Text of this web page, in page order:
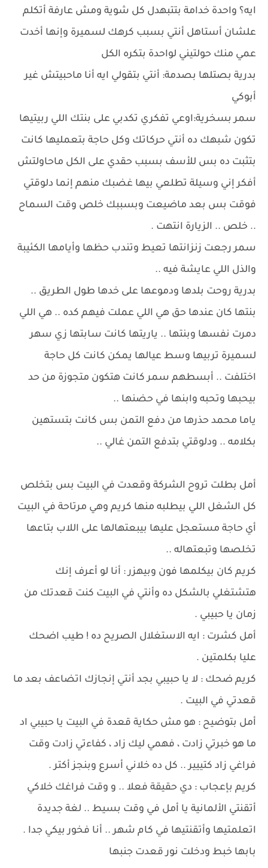
ايه؟ واحدة خدامة بتتبهدل كل شوية ومش عارفة أتكلم
علشان أستاهل أنتي بسبب كرهك لسميرة وإنها أخدت
عمي منك حولتيني لواحدة بتكره الكل
بدرية بصتلها بصدمة: أنتي بتقولي ايه أنا ماحبيتش غير
أبوكي
سمر بسخرية:اوعي تفكري تكدبي على بنتك اللي ربيتيها
تكون شبهك ده أنتي حركاتك وكل حاجة بتعمليها كانت
بتثبت ده بس للأسف بسبب حقدي على الكل ماحاولتش
أفكر إني وسيلة تطلعي بيها غضبك منهم إنما دلوقتي
فوقت بس بعد ماضيعت وبسببك خلص وقت السماح
.. خلص .. الزيارة انتهت .
سمر رجعت زنزانتها تعيط وتندب حظها وأيامها الكئيبة
والذل اللي عايشة فيه ..
بدرية روحت بلدها ودموعها على خدها طول الطريق ..
بنتها كان عندها حق هي اللي عملت فيهم كده .. هي اللي
دمرت نفسها وبنتها .. ياريتها كانت سابتها زي سهر
لسميرة تربيها وسط عيالها يمكن كانت كل حاجة
اختلفت .. أبسطهم سمر كانت هتكون متجوزة من حد
بيحبها وتحبه وابنها في حضنها ..
ياما محمد حذرها من دفع التمن بس كانت بتستهين
بكلامه .. ودلوقتي بتدفع التمن غالي ..
أمل بطلت تروح الشركة وقعدت في البيت بس بتخلص
كل الشغل اللي بيطلبه منها كريم وهي مرتاحة في البيت
أي حاجة مستعجل عليها بيبعتهالها على اللاب بتاعها
تخلصها وتبعتهاله ..
كريم كان بيكلمها فون وبيهزر : أنا لو أعرف إنك
هتشتغلي بالشكل ده وأنتي في البيت كنت قعدتك من
زمان يا حبيبي .
أمل كشرت : ايه الاستغلال الصريح ده ! طيب اضحك
عليا بكلمتين .
كريم ضحك : لا يا حبيبي بجد أنتي إنجازك اتضاعف بعد ما
قعدتي في البيت .
أمل بتوضيح : هو مش حكاية قعدة في البيت يا حبيبي اد
ما هو خبرتي زادت ، فهمي ليك زاد ، كفاءتي زادت وقت
فراغي زاد كتييير .. كل ده خلاني أسرع وبنجز أكتر .
كريم بإعجاب : دي حقيقة فعلا .. و وقت فراغك خلاكي
أتقنتي الألمانية يا أمل في وقت بسيط .. لغة جديدة
اتعلمتيها وأتقنتيها في كام شهر .. أنا فخور بيكي جدا .
بابها خبط ودخلت نور قعدت جنبها